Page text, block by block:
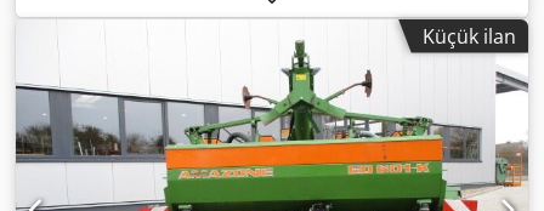
sistemi * H60 bıçak sistemi * Destek tekerlekleri * Malç
donanımı * Serbest tekerlekli şaft * Hidrolik taban
boşaltmalı toplama haznesi * Dönüş hızı: 2.650 dev/dak *
Doluluk göstergesi Cedpfxerhy H Rs Apvjrf -----Dahili araç
numarası: 8427 WhatsApp desteği mevcut! Makine
hakkında sorularınız veya daha fazla bilgi için bize kolayca
WhatsApp üzerinden ulaşabilirsiniz. Whatsapp Whatsapp -
---Hatalar ve ara satış hakkı saklıdır.
Küçük ilan